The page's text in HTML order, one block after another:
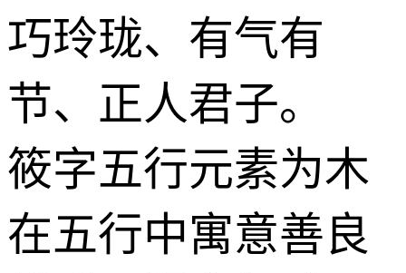
巧玲珑、有气有
节、正人君子。
筱字五行元素为木
在五行中寓意善良